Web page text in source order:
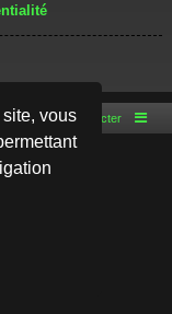
vous
Nous contacter
Limited